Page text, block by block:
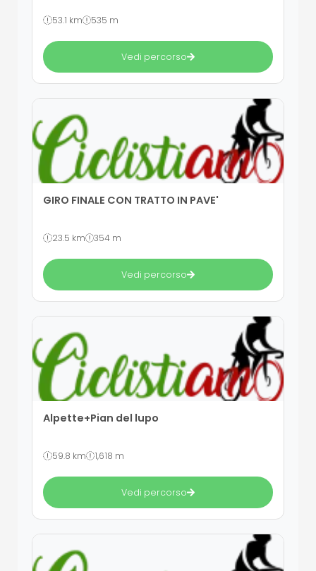
53.1 km 535 m
Vedi percorso
GIRO FINALE CON TRATTO IN PAVE'
23.5 km 354 m
Vedi percorso
Alpette+Pian del lupo
59.8 km 1,618 m
Vedi percorso